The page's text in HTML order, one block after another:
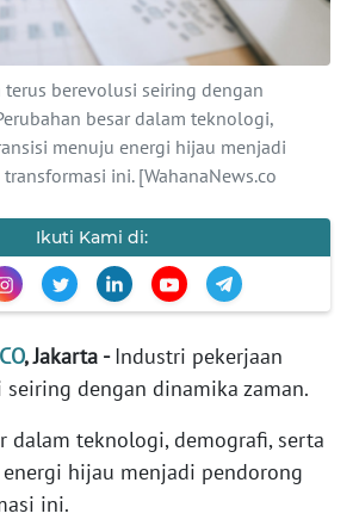
berevolusi seiring dengan
besar dalam teknologi,
menuju energi hijau menjadi
ini. [WahanaNews.co
Ikuti Kami di:
, Jakarta -Industri pekerjaan
dengan dinamika zaman.
dalam teknologi, demografi, serta
hijau menjadi pendorong
ini.